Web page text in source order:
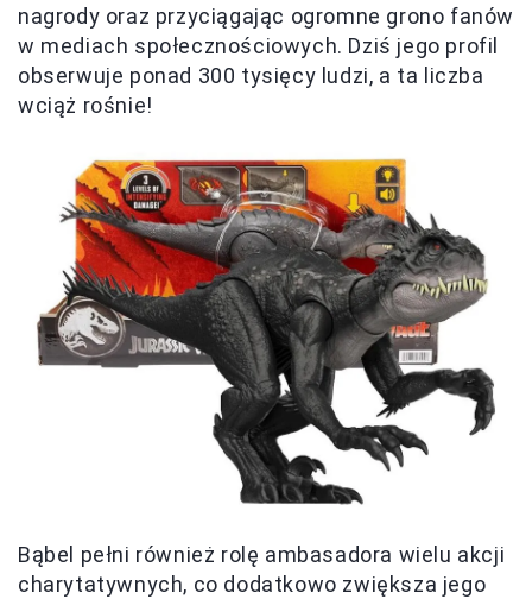
nagrody oraz przyciągając ogromne grono fanów
w mediach społecznościowych. Dziś jego profil
obserwuje ponad 300 tysięcy ludzi, a ta liczba
wciąż rośnie!
Bąbel pełni również rolę ambasadora wielu akcji
charytatywnych, co dodatkowo zwiększa jego